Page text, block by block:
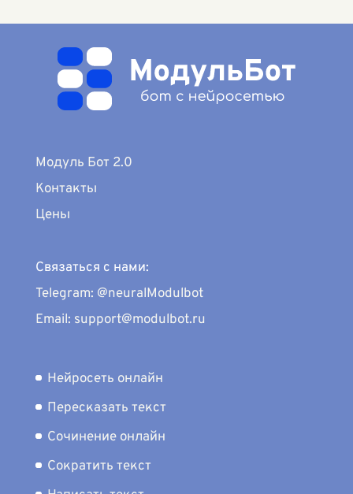
Модуль Бот 2.0
Контакты
Цены
Связаться с нами:
Telegram: @neuralModulbot
Email: support@modulbot.ru
Нейросеть онлайн
Пересказать текст
Сочинение онлайн
Сократить текст